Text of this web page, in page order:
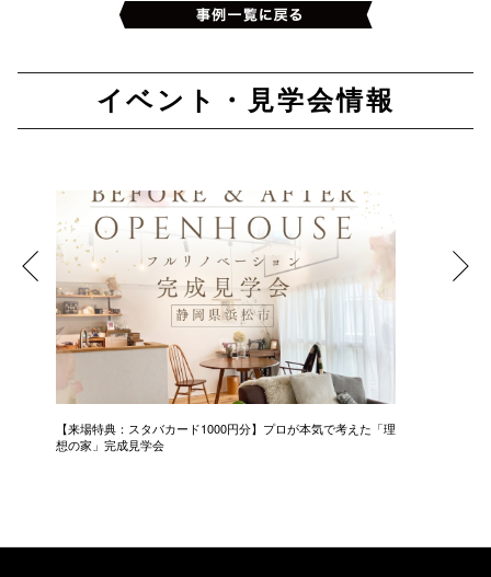
イベント・見学会情報
【来場特典：スタバカード1000円分】プロが本気で考えた「理
想の家」完成見学会